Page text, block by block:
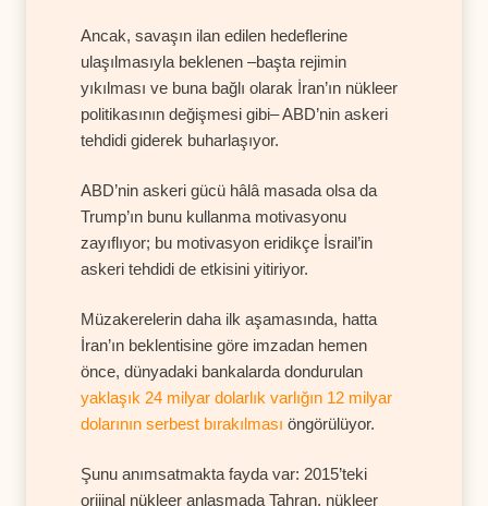
Ancak, savaşın ilan edilen hedeflerine
ulaşılmasıyla beklenen –başta rejimin
yıkılması ve buna bağlı olarak İran’ın nükleer
politikasının değişmesi gibi– ABD’nin askeri
tehdidi giderek buharlaşıyor.
ABD’nin askeri gücü hâlâ masada olsa da
Trump’ın bunu kullanma motivasyonu
zayıflıyor; bu motivasyon eridikçe İsrail’in
askeri tehdidi de etkisini yitiriyor.
Müzakerelerin daha ilk aşamasında, hatta
İran’ın beklentisine göre imzadan hemen
önce, dünyadaki bankalarda dondurulan
yaklaşık 24 milyar dolarlık varlığın 12 milyar
dolarının serbest bırakılması öngörülüyor.
Şunu anımsatmakta fayda var: 2015’teki
orijinal nükleer anlaşmada Tahran, nükleer